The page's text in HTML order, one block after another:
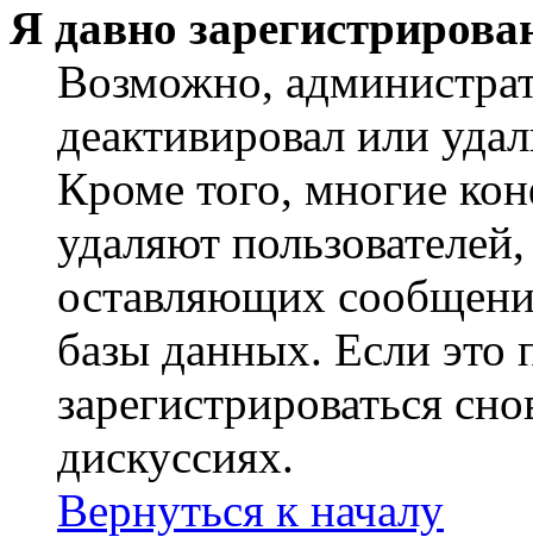
Я давно
Возможно,
деактивировал или
Кроме того, многие
удаляют
оставляющих
базы данных. Если это
зарегистрироваться
дискуссиях.
Вернуться к началу